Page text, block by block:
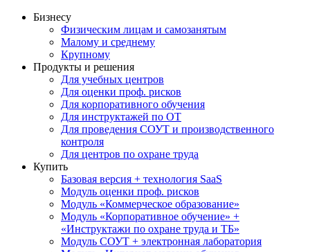
Бизнесу
Физическим лицам и самозанятым
Малому и среднему
Крупному
Продукты и решения
Для учебных центров
Для оценки проф. рисков
Для корпоративного обучения
Для инструктажей по ОТ
Для проведения СОУТ и производственного
контроля
Для центров по охране труда
Купить
Базовая версия + технология SaaS
Модуль оценки проф. рисков
Модуль «Коммерческое образование»
Модуль «Корпоративное обучение» +
«Инструктажи по охране труда и ТБ»
Модуль СОУТ + электронная лаборатория